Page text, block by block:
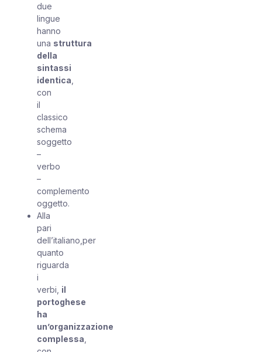
due
lingue
hanno
una struttura
della
sintassi
identica
con
il
classico
schema
soggetto
–
verbo
–
complemento
oggetto.
Alla
pari
dell’italiano,per
quanto
riguarda
i
verbi, il
portoghese
ha
un’organizzazione
complessa